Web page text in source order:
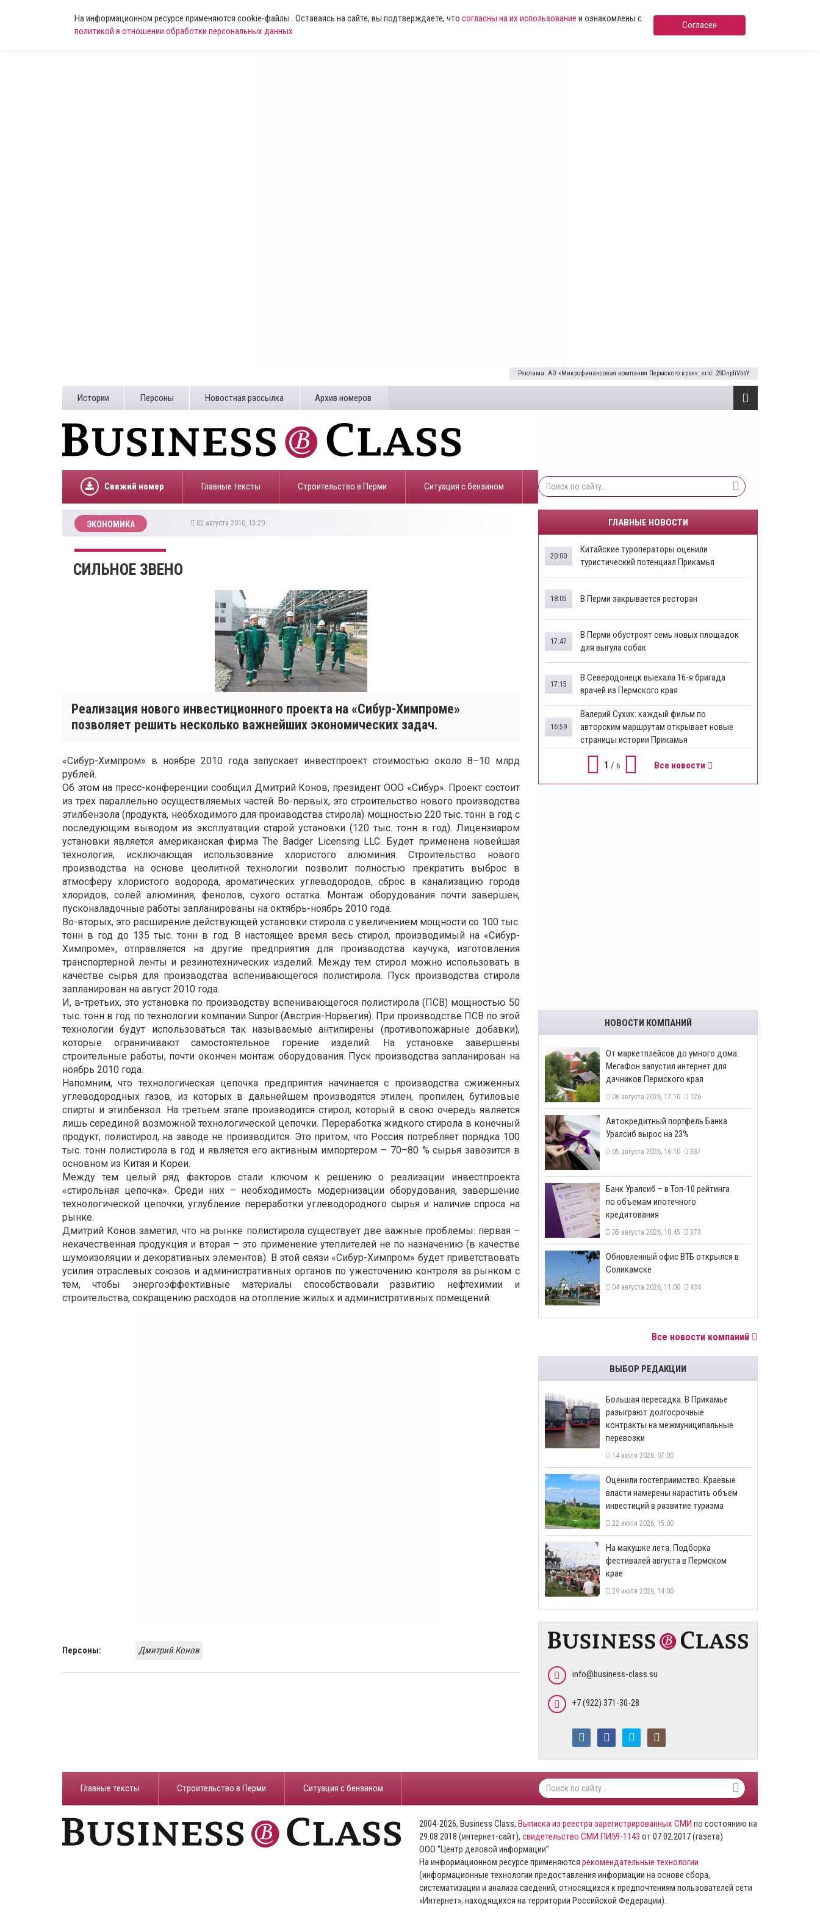
На информационном ресурсе применяются cookie-файлы . Оставаясь на сайте, вы подтверждаете, что согласны на их использование и ознакомлены с
политикой в отношении обработки персональных данных
Согласен
Реклама: АО «Микрофинансовая компания Пермского края», erid: 2SDnjdiVbbY
Истории Персоны Новостная рассылка Архив номеров
Свежий номер Главные тексты Строительство в Перми ​Ситуация с бензином
ЭКОНОМИКА 02 августа 2010, 13:20
СИЛЬНОЕ ЗВЕНО
Реализация нового инвестиционного проекта на «Сибур-Химпроме»
позволяет решить несколько важнейших экономических задач.
«Сибур-Химпром» в ноябре 2010 года запускает инвестпроект стоимостью около 8–10 млрд
рублей.
Об этом на пресс-конференции сообщил Дмитрий Конов, президент ООО «Сибур». Проект состоит
из трех параллельно осуществляемых частей. Во-первых, это строительство нового производства
этилбензола (продукта, необходимого для производства стирола) мощностью 220 тыс. тонн в год с
последующим выводом из эксплуатации старой установки (120 тыс. тонн в год). Лицензиаром
установки является американская фирма The Badger Licensing LLC. Будет применена новейшая
технология, исключающая использование хлористого алюминия. Строительство нового
производства на основе цеолитной технологии позволит полностью прекратить выброс в
атмосферу хлористого водорода, ароматических углеводородов, сброс в канализацию города
хлоридов, солей алюминия, фенолов, сухого остатка. Монтаж оборудования почти завершен,
пусконаладочные работы запланированы на октябрь-ноябрь 2010 года.
Во-вторых, это расширение действующей установки стирола с увеличением мощности со 100 тыс.
тонн в год до 135 тыс. тонн в год. В настоящее время весь стирол, производимый на «Сибур-
Химпроме», отправляется на другие предприятия для производства каучука, изготовления
транспортерной ленты и резинотехнических изделий. Между тем стирол можно использовать в
качестве сырья для производства вспенивающегося полистирола. Пуск производства стирола
запланирован на август 2010 года.
И, в-третьих, это установка по производству вспенивающегося полистирола (ПСВ) мощностью 50
тыс. тонн в год по технологии компании Sunpor (Австрия-Норвегия). При производстве ПСВ по этой
технологии будут использоваться так называемые антипирены (противопожарные добавки),
которые ограничивают самостоятельное горение изделий. На установке завершены
строительные работы, почти окончен монтаж оборудования. Пуск производства запланирован на
ноябрь 2010 года.
Напомним, что технологическая цепочка предприятия начинается с производства сжиженных
углеводородных газов, из которых в дальнейшем производятся этилен, пропилен, бутиловые
спирты и этилбензол. На третьем этапе производится стирол, который в свою очередь является
лишь серединой возможной технологической цепочки. Переработка жидкого стирола в конечный
продукт, полистирол, на заводе не производится. Это притом, что Россия потребляет порядка 100
тыс. тонн полистирола в год и является его активным импортером – 70–80 % сырья завозится в
основном из Китая и Кореи.
Между тем целый ряд факторов стали ключом к решению о реализации инвестпроекта
«стирольная цепочка». Среди них – необходимость модернизации оборудования, завершение
технологической цепочки, углубление переработки углеводородного сырья и наличие спроса на
рынке.
Дмитрий Конов заметил, что на рынке полистирола существует две важные проблемы: первая –
некачественная продукция и вторая – это применение утеплителей не по назначению (в качестве
шумоизоляции и декоративных элементов). В этой связи «Сибур-Химпром» будет приветствовать
усилия отраслевых союзов и административных органов по ужесточению контроля за рынком с
тем, чтобы энергоэффективные материалы способствовали развитию нефтехимии и
строительства, сокращению расходов на отопление жилых и административных помещений.
Персоны: Дмитрий Конов
ГЛАВНЫЕ НОВОСТИ
Китайские туроператоры оценили
туристический потенциал Прикамья
20:00
В Перми закрывается ресторан
18:05
​В Перми обустроят семь новых площадок
для выгула собак
17:47
В Северодонецк выехала 16-я бригада
врачей из Пермского края
17:15
​Валерий Сухих: каждый фильм по
авторским маршрутам открывает новые
страницы истории Прикамья
16:59
1 / 6 Все новости
НОВОСТИ КОМПАНИЙ
От маркетплейсов до умного дома:
МегаФон запустил интернет для
дачников Пермского края
06 августа 2026, 17:10 126
​Автокредитный портфель Банка
Уралсиб вырос на 23%
05 августа 2026, 16:10 337
​Банк Уралсиб – в Топ-10 рейтинга
по объемам ипотечного
кредитования
05 августа 2026, 10:45 373
​Обновленный офис ВТБ открылся в
Соликамске
04 августа 2026, 11:00 434
Все новости компаний
ВЫБОР РЕДАКЦИИ
Большая пересадка. В Прикамье
разыграют долгосрочные
контракты на межмуниципальные
перевозки
14 июля 2026, 07:00
Оценили гостеприимство. Краевые
власти намерены нарастить объем
инвестиций в развитие туризма
22 июля 2026, 15:00
На макушке лета. Подборка
фестивалей августа в Пермском
крае
29 июля 2026, 14:00
info@business-class.su
+7 (922) 371-30-28
Главные тексты Строительство в Перми ​Ситуация с бензином
2004-2026, Business Class, Выписка из реестра зарегистрированных СМИ по состоянию на
29.08.2018 (интернет-сайт), свидетельство СМИ ПИ59-1143 от 07.02.2017 (газета)
ООО “Центр деловой информации”
На информационном ресурсе применяются рекомендательные технологии
(информационные технологии предоставления информации на основе сбора,
систематизации и анализа сведений, относящихся к предпочтениям пользователей сети
«Интернет», находящихся на территории Российской Федерации).